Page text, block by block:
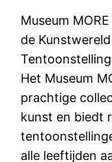
Museum
de
Het Museum
prachtige
kunst en biedt
alle leeftijden